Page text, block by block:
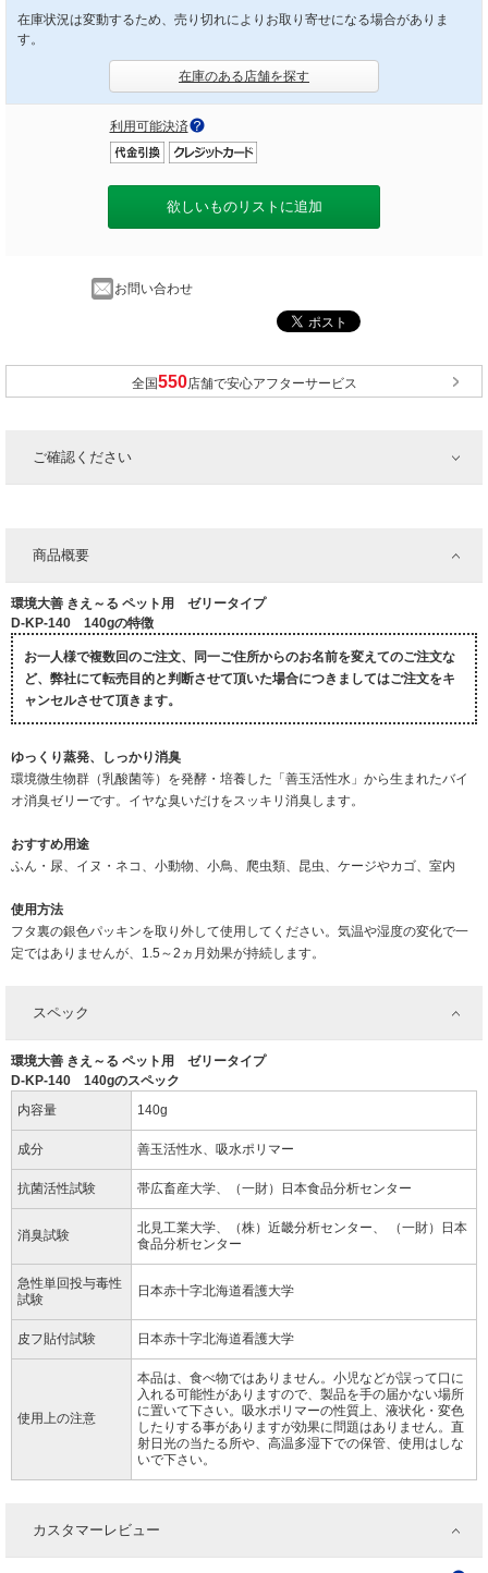
在庫状況は変動するため、売り切れによりお取り寄せになる場合がありま
す。
在庫のある店舗を探す
利用可能決済
欲しいものリストに追加
お問い合わせ
全国 店舗で安心アフターサービス
ご確認ください
商品概要
環境大善 きえ～る ペット用 ゼリータイプ
D-KP-140 140gの特徴
お一人様で複数回のご注文、同一ご住所からのお名前を変えてのご注文な
ど、弊社にて転売目的と判断させて頂いた場合につきましてはご注文をキ
ャンセルさせて頂きます。
ゆっくり蒸発、しっかり消臭
環境微生物群（乳酸菌等）を発酵・培養した「善玉活性水」から生まれたバイ
オ消臭ゼリーです。イヤな臭いだけをスッキリ消臭します。
おすすめ用途
ふん・尿、イヌ・ネコ、小動物、小鳥、爬虫類、昆虫、ケージやカゴ、室内
使用方法
フタ裏の銀色パッキンを取り外して使用してください。気温や湿度の変化で一
定ではありませんが、1.5～2ヵ月効果が持続します。
スペック
環境大善 きえ～る ペット用 ゼリータイプ
D-KP-140 140gのスペック
内容量
140g
成分 善玉活性水、吸水ポリマー
抗菌活性試験 帯広畜産大学、（一財）日本食品分析センター
消臭試験
北見工業大学、（株）近畿分析センター、 （一財）日本
食品分析センター
急性単回投与毒性
試験
日本赤十字北海道看護大学
皮フ貼付試験 日本赤十字北海道看護大学
使用上の注意
本品は、食べ物ではありません。小児などが誤って口に
入れる可能性がありますので、製品を手の届かない場所
に置いて下さい。吸水ポリマーの性質上、液状化・変色
したりする事がありますが効果に問題はありません。直
射日光の当たる所や、高温多湿下での保管、使用はしな
いで下さい。
カスタマーレビュー